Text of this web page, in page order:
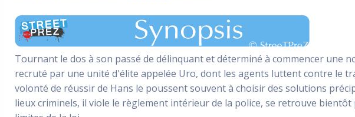
Tournant le dos à son passé de délinquant et déterminé à commencer une
recruté par une unité d'élite appelée Uro, dont les agents luttent contre le
volonté de réussir de Hans le poussent souvent à choisir des solutions
lieux criminels, il viole le règlement intérieur de la police, se retrouve